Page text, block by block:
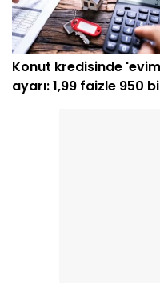
Konut kredisinde
ayarı: 1,99 faizle 950